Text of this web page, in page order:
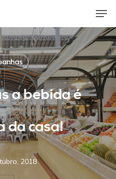
a bebida é
da casa!
2018